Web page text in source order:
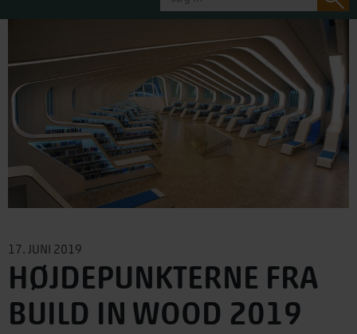
efter:
17. JUNI 2019
HØJDEPUNKTERNE FRA
BUILD IN WOOD 2019